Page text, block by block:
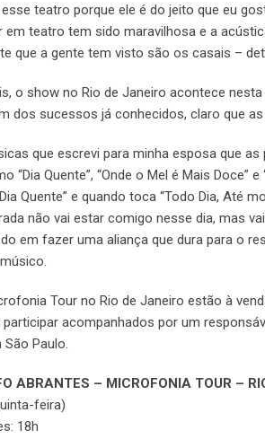
teatro porque ele é do jeito que eu
em teatro tem sido maravilhosa e a
que a gente tem visto são os casais –
o show no Rio de Janeiro acontece
dos sucessos já conhecidos, claro que
que escrevi para minha esposa que
“Dia Quente”, “Onde o Mel é Mais
Quente” e quando toca “Todo Dia, Até
não vai estar comigo nesse dia, mas
em fazer uma aliança que dura para o
Tour no Rio de Janeiro estão à
acompanhados por um
Paulo.
ABRANTES – MICROFONIA TOUR –
feira)
18h